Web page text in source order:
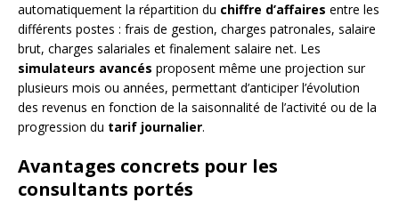
automatiquement la répartition du chiffre d’affaires entre les
différents postes : frais de gestion, charges patronales, salaire
brut, charges salariales et finalement salaire net. Les
simulateurs avancés proposent même une projection sur
plusieurs mois ou années, permettant d’anticiper l’évolution
des revenus en fonction de la saisonnalité de l’activité ou de la
progression du tarif journalier.
Avantages concrets pour les
consultants portés